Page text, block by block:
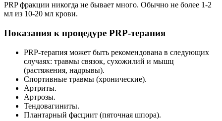
PRP фракции никогда не бывает много. Обычно не более 1-2
мл из 10-20 мл крови.
Показания к процедуре PRP-терапия
PRP-терапия может быть рекомендована в следующих
случаях: травмы связок, сухожилий и мышц
(растяжения, надрывы).
Спортивные травмы (хронические).
Артриты.
Артрозы.
Тендовагиниты.
Плантарный фасциит (пяточная шпора).